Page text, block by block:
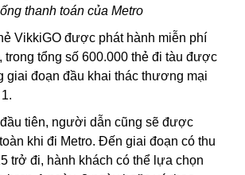
thanh toán của Metro
VikkiGO được phát hành miễn phí
tổng số 600.000 thẻ đi tàu được
giai đoạn đầu khai thác thương mại
tiên, người dẫn cũng sẽ được
khi đi Metro. Đến giai đoạn có thu
trở đi, hành khách có thể lựa chọn